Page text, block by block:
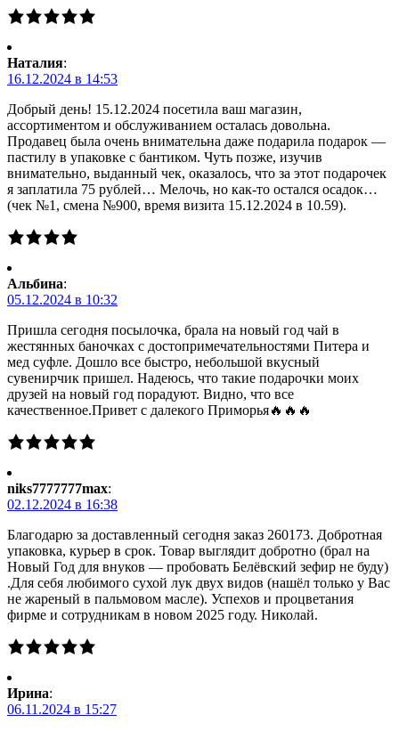
Наталия:
16.12.2024 в 14:53
Добрый день! 15.12.2024 посетила ваш магазин,
ассортиментом и обслуживанием осталась довольна.
Продавец была очень внимательна даже подарила подарок —
пастилу в упаковке с бантиком. Чуть позже, изучив
внимательно, выданный чек, оказалось, что за этот подарочек
я заплатила 75 рублей… Мелочь, но как-то остался осадок…
(чек №1, смена №900, время визита 15.12.2024 в 10.59).
Альбина:
05.12.2024 в 10:32
Пришла сегодня посылочка, брала на новый год чай в
жестянных баночках с достопримечательностями Питера и
мед суфле. Дошло все быстро, небольшой вкусный
сувенирчик пришел. Надеюсь, что такие подарочки моих
друзей на новый год порадуют. Видно, что все
качественное.Привет с далекого Приморья🔥🔥🔥
niks7777777max:
02.12.2024 в 16:38
Благодарю за доставленный сегодня заказ 260173. Добротная
упаковка, курьер в срок. Товар выглядит добротно (брал на
Новый Год для внуков — пробовать Белёвский зефир не буду)
.Для себя любимого сухой лук двух видов (нашёл только у Вас
не жареный в пальмовом масле). Успехов и процветания
фирме и сотрудникам в новом 2025 году. Николай.
Ирина:
06.11.2024 в 15:27